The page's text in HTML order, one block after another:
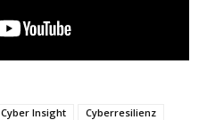
Cyber Insight
Cyberresilienz